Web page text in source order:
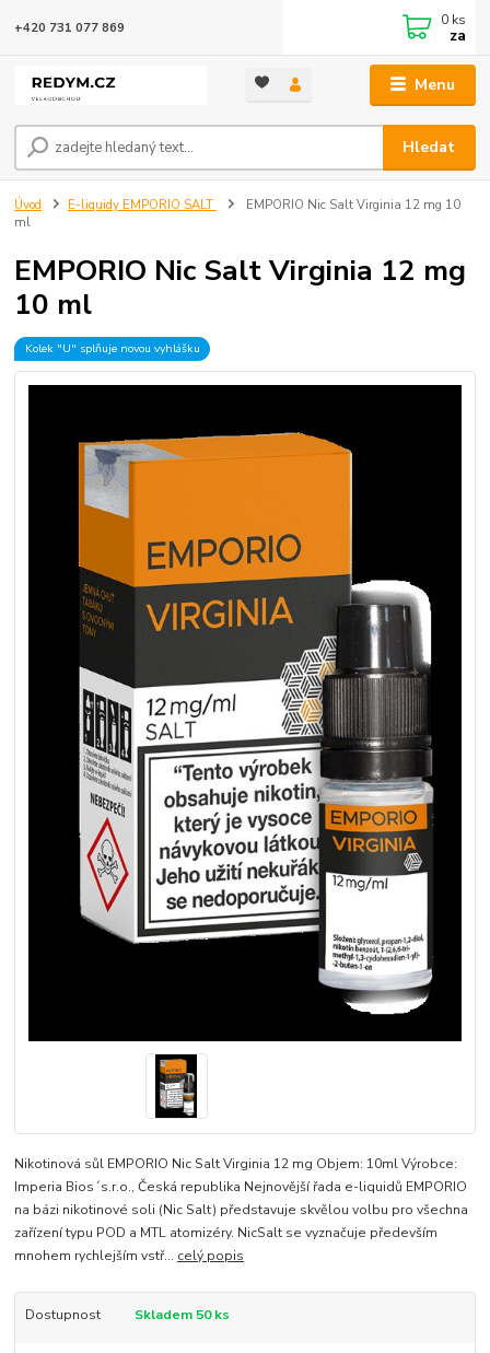
Menu
Hledat
+420 731 077 869 0 ks
za
Úvod E-liquidy EMPORIO SALT
EMPORIO Nic Salt Virginia 12 mg 10
ml
EMPORIO Nic Salt Virginia 12 mg
10 ml
Kolek "U" splňuje novou vyhlášku
Nikotinová sůl EMPORIO Nic Salt Virginia 12 mg Objem: 10ml Výrobce:
Imperia Bios´s.r.o., Česká republika Nejnovější řada e-liquidů EMPORIO
na bázi nikotinové soli (Nic Salt) představuje skvělou volbu pro všechna
zařízení typu POD a MTL atomizéry. NicSalt se vyznačuje především
mnohem rychlejším vstř... celý popis
Dostupnost Skladem 50 ks